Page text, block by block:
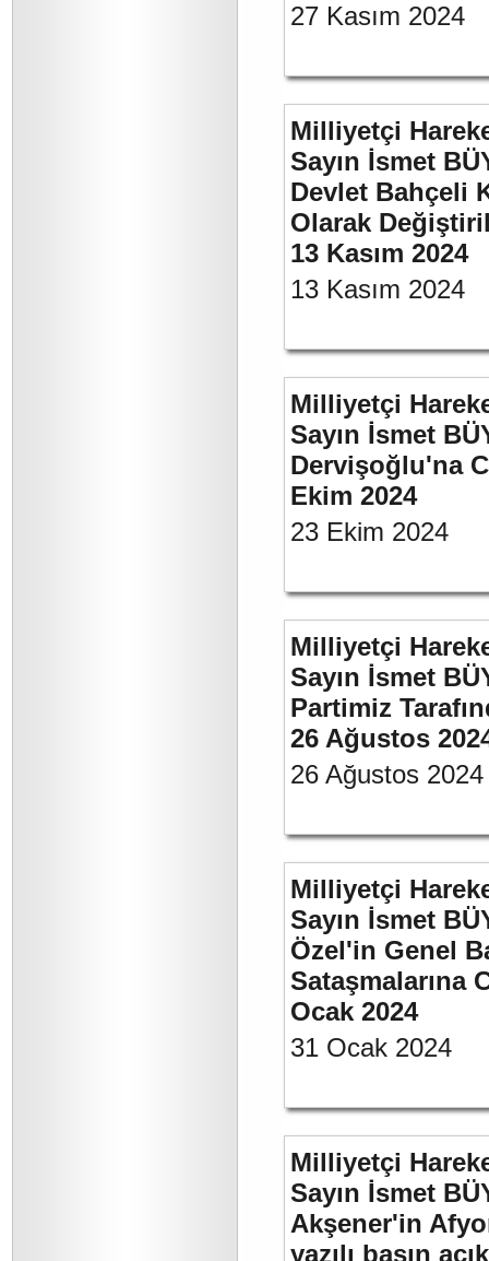
27 Kasım 2024
Milliyetçi
Sayın İsmet
Devlet Bahçeli
Olarak
13 Kasım 2024
13 Kasım 2024
Milliyetçi
Sayın İsmet
Dervişoğlu'na
Ekim 2024
23 Ekim 2024
Milliyetçi
Sayın İsmet
Partimiz
26 Ağustos
26 Ağustos 2024
Milliyetçi
Sayın İsmet
Özel'in Genel
Sataşmalarına
Ocak 2024
31 Ocak 2024
Milliyetçi
Sayın İsmet
Akşener'in
yazılı basın